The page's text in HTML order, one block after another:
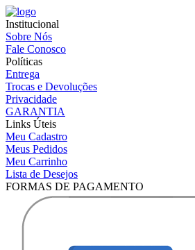
Institucional
Sobre Nós
Fale Conosco
Políticas
Entrega
Trocas e Devoluções
Privacidade
GARANTIA
Links Úteis
Meu Cadastro
Meus Pedidos
Meu Carrinho
Lista de Desejos
FORMAS DE PAGAMENTO